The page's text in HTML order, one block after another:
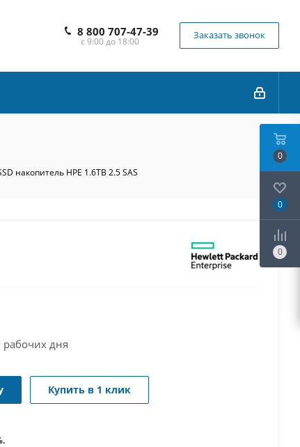
8 800 707-47-39
с 9:00 до 18:00
Заказать звонок
накопитель HPE 1.6TB 2.5 SAS
рабочих дня
Купить в 1 клик
0
0
0